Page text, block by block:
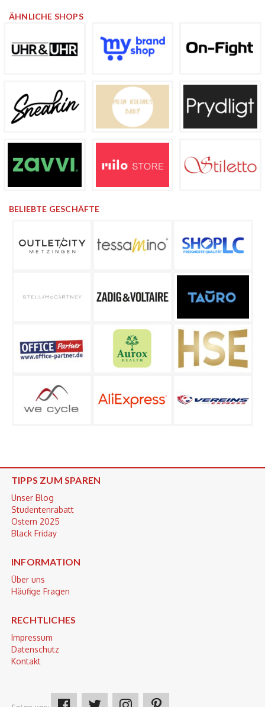
ÄHNLICHE SHOPS
BELIEBTE GESCHÄFTE
TIPPS ZUM SPAREN
Unser Blog
Studentenrabatt
Ostern 2025
Black Friday
INFORMATION
Über uns
Häufige Fragen
RECHTLICHES
Impressum
Datenschutz
Kontakt